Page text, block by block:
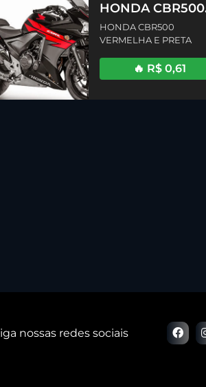
HONDA CBR500
VERMELHA E
PRETA
HONDA CBR500
VERMELHA E PRETA
🔥 R$ 0,61
nossas redes sociais